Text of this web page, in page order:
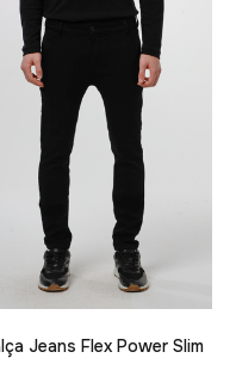
Jeans Flex Power Slim